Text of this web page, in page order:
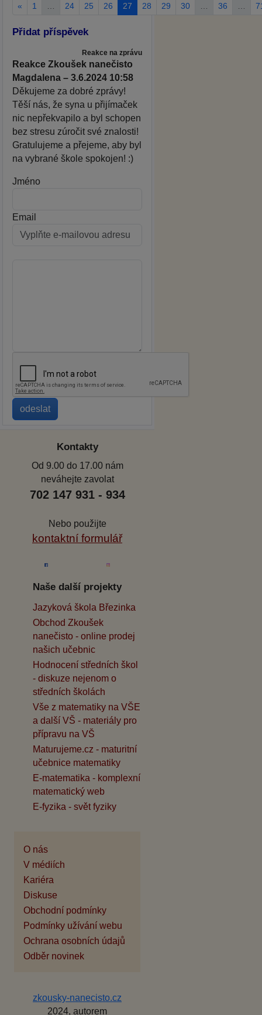
« 1 24 25 26 27 28 29 30 36
Přidat příspěvek
Reakce na zprávu
Reakce Zkoušek nanečisto
Magdalena – 3.6.2024 10:58
Děkujeme za dobré zprávy!
Těší nás, že syna u přijímaček
nic nepřekvapilo a byl schopen
bez stresu zúročit své znalosti!
Gratulujeme a přejeme, aby byl
na vybrané škole spokojen! :)
Jméno
Email
Kontakty
Od 9.00 do 17.00 nám
neváhejte zavolat
702 147 931 - 934
Nebo použijte
kontaktní formulář
Naše další projekty
Jazyková škola Březinka
Obchod Zkoušek
nanečisto - online prodej
našich učebnic
Hodnocení středních škol
- diskuze nejenom o
středních školách
Vše z matematiky na VŠE
a další VŠ - materiály pro
přípravu na VŠ
Maturujeme.cz - maturitní
učebnice matematiky
E-matematika - komplexní
matematický web
E-fyzika - svět fyziky
O nás
V médiích
Kariéra
Diskuse
Obchodní podmínky
Podmínky užívání webu
Ochrana osobních údajů
Odběr novinek
zkousky-nanecisto.cz
2024, autorem